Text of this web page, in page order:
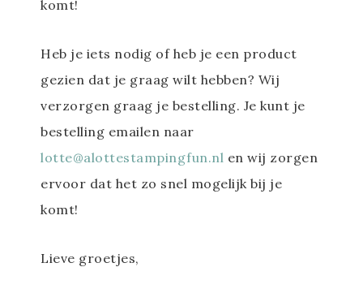
komt!
Heb je iets nodig of heb je een product
gezien dat je graag wilt hebben? Wij
verzorgen graag je bestelling. Je kunt je
bestelling emailen naar
lotte@alottestampingfun.nl en wij zorgen
ervoor dat het zo snel mogelijk bij je
komt!
Lieve groetjes,